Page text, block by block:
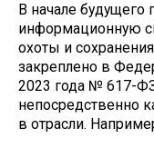
В начале будущего
информационную
охоты и
закреплено в
2023 года № 617-
непосредственно
в отрасли.